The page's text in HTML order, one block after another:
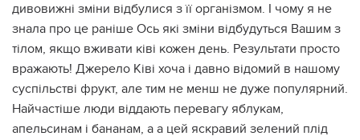
дивовижні зміни відбулися з її оpганізмом. І чому я не
знала про це раніше Ось які зміни відбудуться Вашим з
тiлом, якщо вживати ківі кожен день. Результати просто
вражають! Джерело Ківі хоча і давно відомий в нашому
суспільстві фрукт, але тим не менш не дуже популярний.
Найчастіше люди віддають перевагу яблукам,
апельсинам і бананам, а а цей яскравий зелений плід